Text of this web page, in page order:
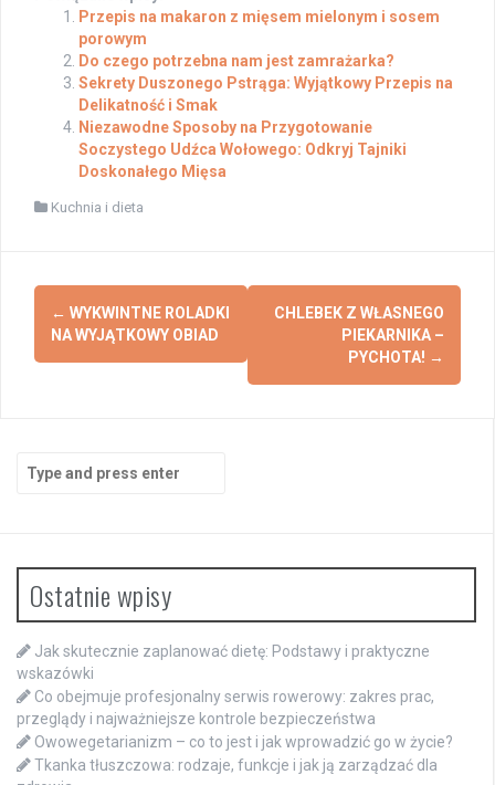
Przepis na makaron z mięsem mielonym i sosem
porowym
Do czego potrzebna nam jest zamrażarka?
Sekrety Duszonego Pstrąga: Wyjątkowy Przepis na
Delikatność i Smak
Niezawodne Sposoby na Przygotowanie
Soczystego Udźca Wołowego: Odkryj Tajniki
Doskonałego Mięsa
Kuchnia i dieta
Post
navigation
← WYKWINTNE ROLADKI
NA WYJĄTKOWY OBIAD
CHLEBEK Z WŁASNEGO
PIEKARNIKA –
PYCHOTA! →
for:
Ostatnie wpisy
Jak skutecznie zaplanować dietę: Podstawy i praktyczne
wskazówki
Co obejmuje profesjonalny serwis rowerowy: zakres prac,
przeglądy i najważniejsze kontrole bezpieczeństwa
Owowegetarianizm – co to jest i jak wprowadzić go w życie?
Tkanka tłuszczowa: rodzaje, funkcje i jak ją zarządzać dla